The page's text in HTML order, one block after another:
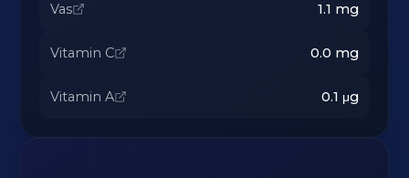
Vas 1.1 mg
Vitamin C 0.0 mg
Vitamin A 0.1 μg